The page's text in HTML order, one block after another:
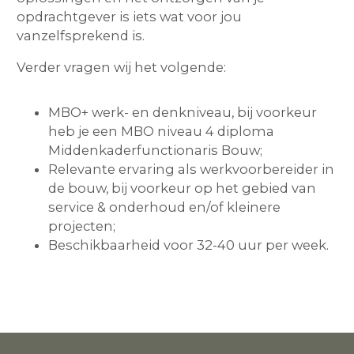
opdrachtgever is iets wat voor jou
vanzelfsprekend is.
Verder vragen wij het volgende:
MBO+ werk- en denkniveau, bij voorkeur
heb je een MBO niveau 4 diploma
Middenkaderfunctionaris Bouw;
Relevante ervaring als werkvoorbereider in
de bouw, bij voorkeur op het gebied van
service & onderhoud en/of kleinere
projecten;
Beschikbaarheid voor 32-40 uur per week.